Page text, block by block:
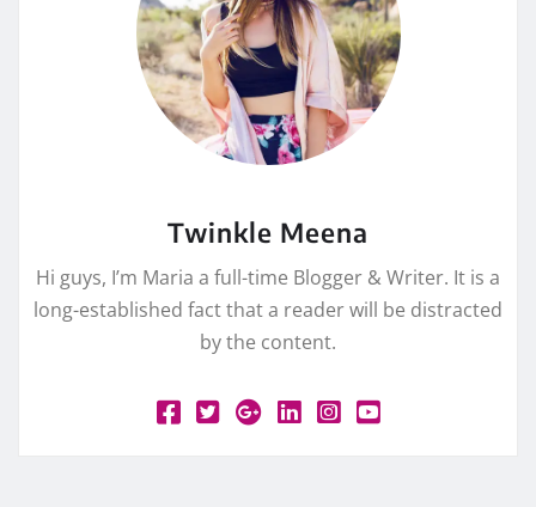
Twinkle Meena
Hi guys, I’m Maria a full-time Blogger & Writer. It is a
long-established fact that a reader will be distracted
by the content.